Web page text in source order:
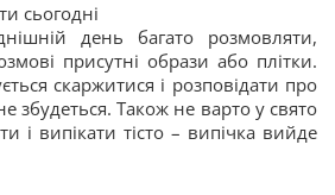
сьогодні
день багато розмовляти,
присутні образи або плітки.
скаржитися і розповідати про
збудеться. Також не варто у свято
і випікати тісто – випічка вийде